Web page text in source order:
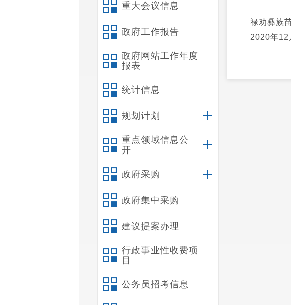
重大会议信息
政府工作报告
政府网站工作年度
报表
统计信息
规划计划
重点领域信息公
开
政府采购
政府集中采购
建议提案办理
行政事业性收费项
目
公务员招考信息
禄劝彝族
2020年12